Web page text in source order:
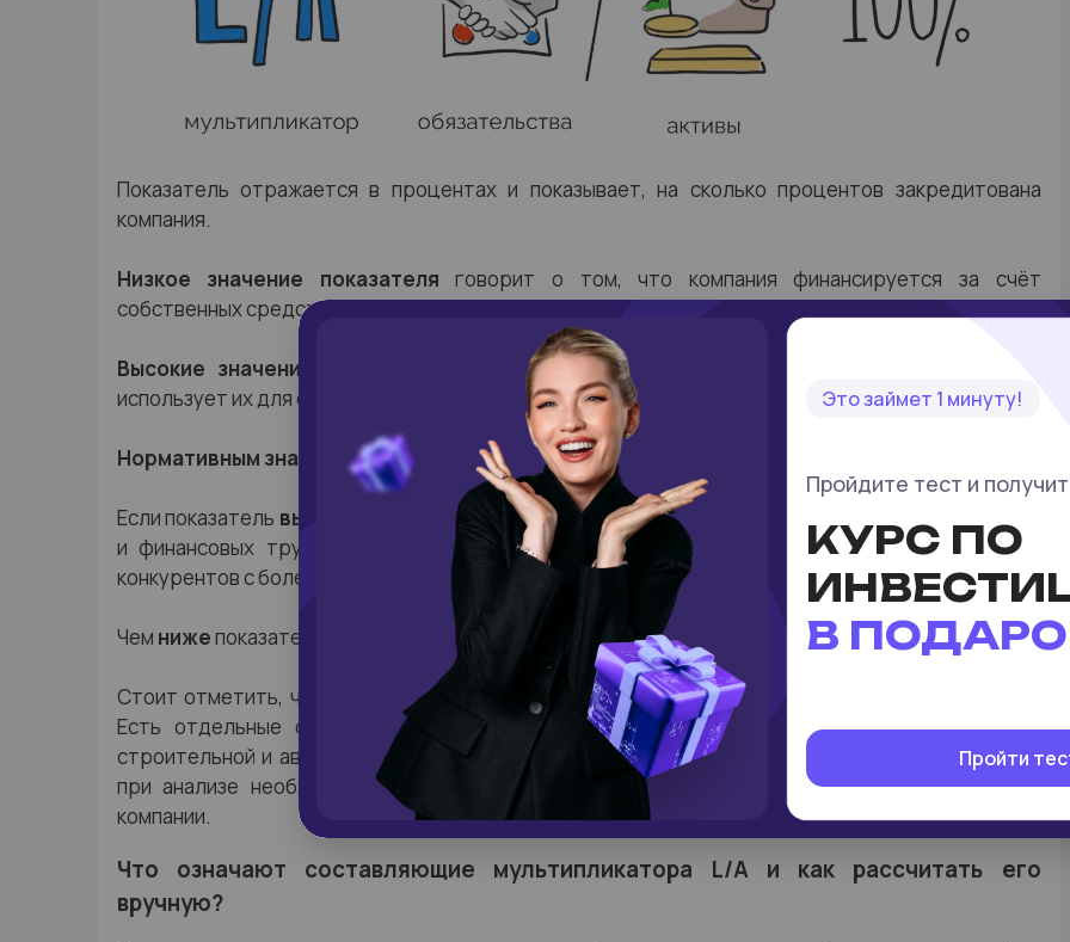
Показатель отражается в процентах и показывает, на сколько процентов закредитована
компания.
Низкое значение показателя говорит о том, что компания финансируется за счёт
собственных средств.
Высокие значения
дают инвестору сигнал, что компания активно занимает средства и
использует их для осуществления деятельности.
Нормативным значениемпоказателя считают50%.
Если показатель выше
, закредитованность достаточно высокая - в случае внешних потрясений
и финансовых трудностей, риск неплатёжеспособности компании растёт быстрее, чем у
конкурентов с более низким показателем L/A.
Чем нижепоказатель L/A, тем выше манёвренность.
Стоит отметить, что не для всех отраслей в такой интерпретации L/A работает стабильно.
Есть отдельные отрасли, в которых высокий L/A – норма. Например, для банковской,
строительной и авиационной отраслей, значения L/A около 90% - абсолютная норма. Потому
при анализе необходимо учитывать специфику бизнеса, а также конкретную ситуацию у
компании.
Что означают составляющие мультипликатора L/A и как рассчитать его
вручную?
Это займет 1 минуту!
Пройдите тест и
КУРС ПО
В
Пройти